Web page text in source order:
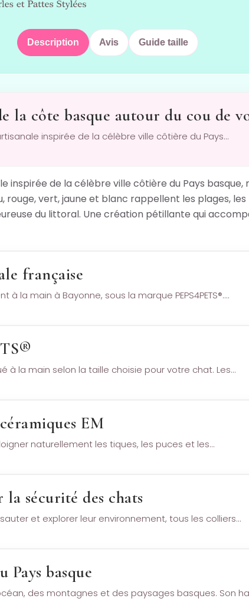
Description Avis Guide taille
la côte basque autour du cou de
inspirée de la célèbre ville côtière du Pays…
inspirée de la célèbre ville côtière du Pays basque,
rouge, vert, jaune et blanc rappellent les plages,
du littoral. Une création pétillante qui
française
la main à Bayonne, sous la marque PEPS4PETS®.…
à la main selon la taille choisie pour votre chat. Les…
EM
naturellement les tiques, les puces et les…
sécurité des chats
et explorer leur environnement, tous les colliers…
basque
des montagnes et des paysages basques. Son